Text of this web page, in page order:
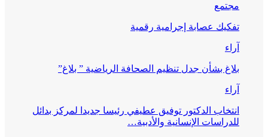
مجتمع
تفكيك عصابة إجرامية رقمية
آراء
بلاغ بشأن جدل تنظيم الصحافة الرياضية ” بلاغ”
آراء
انتخاب الدكتور توفيق عطيفي رئيسا جديدا لمركز بدائل
للدراسات الإنسانية والأدبية…